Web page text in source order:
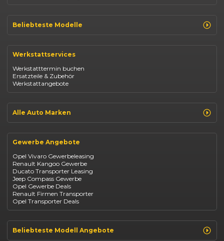
Beliebteste Modelle
Opel Corsa
Fiat 500
Dacia Duster
Dacia Sandero
Jeep Compass
Suzuki Vitara
Suzuki Swift
Mazda CX-30
Werkstattservices
Werkstatttermin buchen
Ersatzteile & Zubehör
Werkstattangebote
Alle Auto Marken
Opel
Fiat
Jeep
Suzuki
BYD
Kia
Mazda
Citroën
Abarth
Fiat Professional
Gewerbe Angebote
Opel Vivaro Gewerbeleasing
Renault Kangoo Gewerbe
Ducato Transporter Leasing
Jeep Compass Gewerbe
Opel Gewerbe Deals
Renault Firmen Transporter
Opel Transporter Deals
Beliebteste Modell Angebote